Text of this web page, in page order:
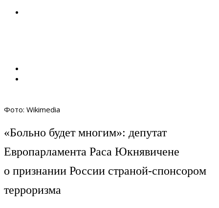
Фото: Wikimedia
«Больно будет многим»: депутат
Европарламента Раса Юкнявичене
о признании России страной-спонсором
терроризма